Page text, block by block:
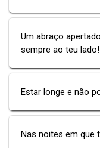
Um abraço
sempre ao teu lado!
Estar longe e não
Nas noites em que